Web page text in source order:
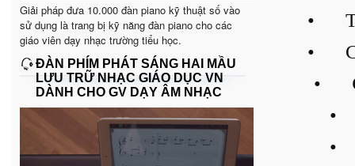
Giải pháp đưa 10.000 đàn piano kỹ thuật số vào
sử dụng là trang bị kỹ năng đàn piano cho các
giáo viên dạy nhạc trường tiểu học.
ĐÀN PHÍM PHÁT SÁNG HAI MẦU
LƯU TRỮ NHẠC GIÁO DỤC VN
DÀNH CHO GV DẠY ÂM NHẠC
•
•
•
•
•